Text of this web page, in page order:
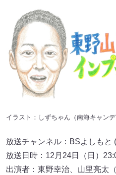
イラスト：しずちゃん（南海キャンデ
放送チャンネル：BSよしもと
放送日時：12月24日（日）
出演者：東野幸治、山里亮太